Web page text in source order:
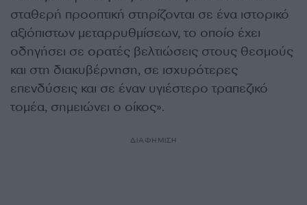
σταθερή προοπτική στηρίζονται σε ένα ιστορικό
αξιόπιστων μεταρρυθμίσεων, το οποίο έχει
οδηγήσει σε ορατές βελτιώσεις στους θεσμούς
και στη διακυβέρνηση, σε ισχυρότερες
επενδύσεις και σε έναν υγιέστερο τραπεζικό
τομέα, σημειώνει ο οίκος».
ΔΙΑΦΗΜΙΣΗ